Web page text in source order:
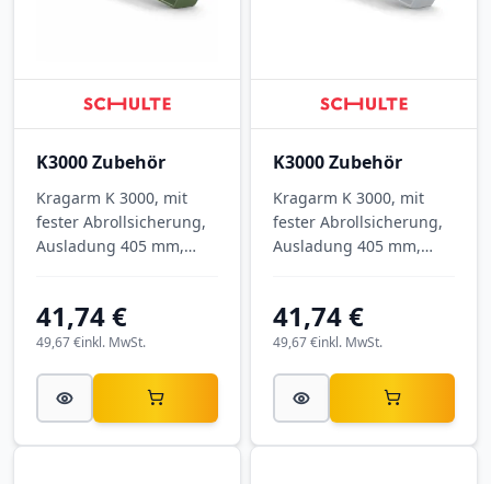
K3000 Zubehör
Kragarm K 3000, mit
fester Abrollsicherung,
Ausladung 405 mm,
41,74 €
inkl. MwSt.
49,67 €
K3000 Zubehör
Kragarm K 3000, mit
fester Abrollsicherung,
Ausladung 405 mm,
41,74 €
inkl. MwSt.
49,67 €